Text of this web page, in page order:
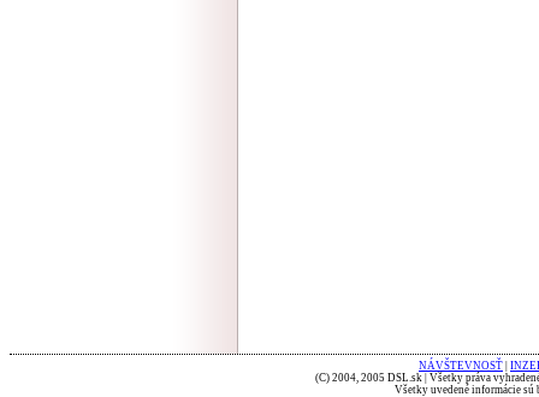
NÁVŠTEVNOSŤ
(C) 2004, 2005 DSL.sk | Všetky práva
Všetky uvedené informácie sú